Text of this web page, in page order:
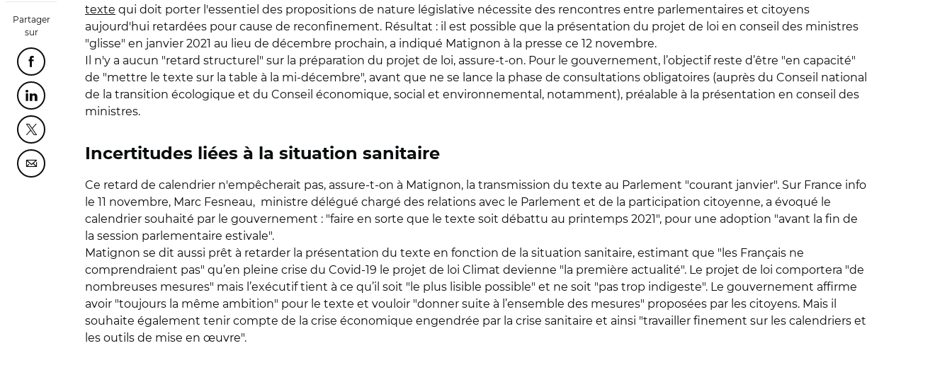
Partager
sur
Partager cette page sur Facebook
Partager cette page sur Linkedin
Partager cette page sur Twitter
Partager cette page sur Courriel
texte qui doit porter l'essentiel des propositions de nature législative nécessite des rencontres entre parlementaires et citoyens
aujourd'hui retardées pour cause de reconfinement. Résultat : il est possible que la présentation du projet de loi en conseil des ministres
"glisse" en janvier 2021 au lieu de décembre prochain, a indiqué Matignon à la presse ce 12 novembre.
Il n'y a aucun "retard structurel" sur la préparation du projet de loi, assure-t-on. Pour le gouvernement, l’objectif reste d’être "en capacité"
de "mettre le texte sur la table à la mi-décembre", avant que ne se lance la phase de consultations obligatoires (auprès du Conseil national
de la transition écologique et du Conseil économique, social et environnemental, notamment), préalable à la présentation en conseil des
ministres.
Incertitudes liées à la situation sanitaire
Ce retard de calendrier n'empêcherait pas, assure-t-on à Matignon, la transmission du texte au Parlement "courant janvier". Sur France info
le 11 novembre, Marc Fesneau, ministre délégué chargé des relations avec le Parlement et de la participation citoyenne, a évoqué le
calendrier souhaité par le gouvernement : "faire en sorte que le texte soit débattu au printemps 2021", pour une adoption "avant la fin de
la session parlementaire estivale".
Matignon se dit aussi prêt à retarder la présentation du texte en fonction de la situation sanitaire, estimant que "les Français ne
comprendraient pas" qu’en pleine crise du Covid-19 le projet de loi Climat devienne "la première actualité". Le projet de loi comportera "de
nombreuses mesures" mais l’exécutif tient à ce qu’il soit "le plus lisible possible" et ne soit "pas trop indigeste". Le gouvernement affirme
avoir "toujours la même ambition" pour le texte et vouloir "donner suite à l’ensemble des mesures" proposées par les citoyens. Mais il
souhaite également tenir compte de la crise économique engendrée par la crise sanitaire et ainsi "travailler finement sur les calendriers et
les outils de mise en œuvre".